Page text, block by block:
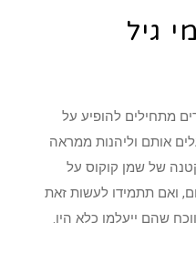
גיל
מתחילים להופיע על
אותם וליהנות ממראה
של שמן קוקוס על
ואם תתמידו לעשות זאת
שהם ייעלמו כלא היו.